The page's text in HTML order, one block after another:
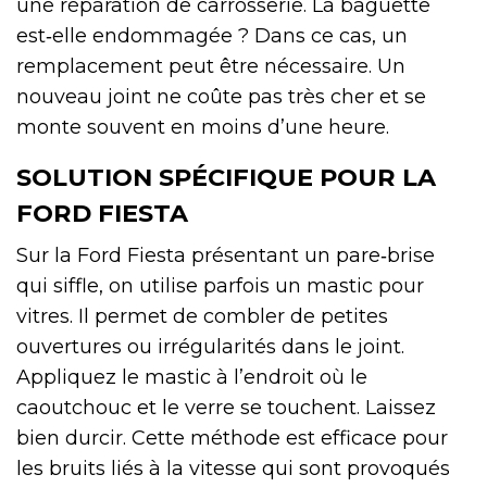
une réparation de carrosserie. La baguette
est‑elle endommagée ? Dans ce cas, un
remplacement peut être nécessaire. Un
nouveau joint ne coûte pas très cher et se
monte souvent en moins d’une heure.
SOLUTION SPÉCIFIQUE POUR LA
FORD FIESTA
Sur la Ford Fiesta présentant un pare‑brise
qui siffle, on utilise parfois un mastic pour
vitres. Il permet de combler de petites
ouvertures ou irrégularités dans le joint.
Appliquez le mastic à l’endroit où le
caoutchouc et le verre se touchent. Laissez
bien durcir. Cette méthode est efficace pour
les bruits liés à la vitesse qui sont provoqués